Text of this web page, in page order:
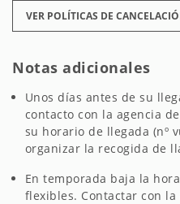
VER POLÍTICAS DE
Notas adicionales
Unos días antes de su
contacto con la agencia
su horario de llegada (nº
organizar la recogida de
En temporada baja la
flexibles. Contactar con